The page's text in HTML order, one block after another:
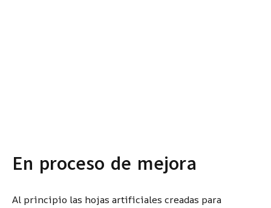
En proceso de mejora
Al principio las hojas artificiales creadas para